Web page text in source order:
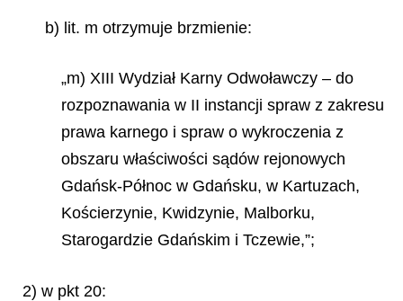
b) lit. m otrzymuje brzmienie:
„m) XIII Wydział Karny Odwoławczy – do
rozpoznawania w II instancji spraw z zakresu
prawa karnego i spraw o wykroczenia z
obszaru właściwości sądów rejonowych
Gdańsk-Północ w Gdańsku, w Kartuzach,
Kościerzynie, Kwidzynie, Malborku,
Starogardzie Gdańskim i Tczewie,”;
2) w pkt 20: